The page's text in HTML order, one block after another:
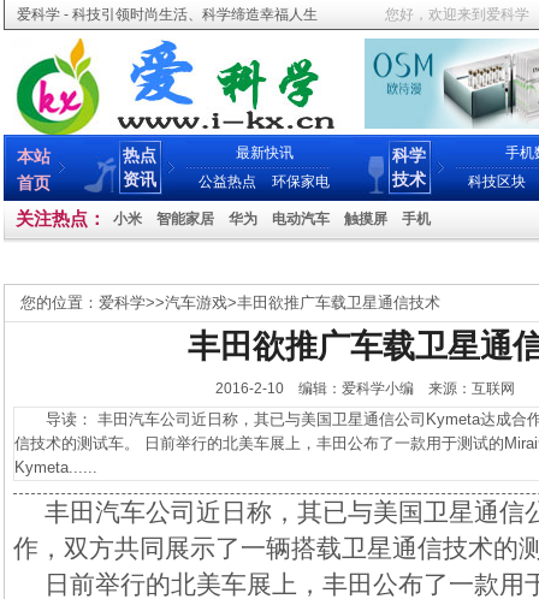
爱科学 - 科技引领时尚生活、科学缔造幸福人生 您好，欢迎来到爱科学
本站
首页
热点
资讯
最新快讯
公益热点
环保家电
科学
技术
手机
科技区块
关注热点： 小米 智能家居 华为 电动汽车 触摸屏 手机
您的位置： 爱科学>>汽车游戏>丰田欲推广车载卫星通信技术
丰田欲推广车载卫星通
2016-2-10 编辑：爱科学小编 来源：互联网
导读： 丰田汽车公司近日称，其已与美国卫星通信公司Kymeta达成合
信技术的测试车。 日前举行的北美车展上，丰田公布了一款用于测试的
Kymeta......
丰田汽车公司近日称，其已与美国卫星通信
作，双方共同展示了一辆搭载卫星通信技术的
日前举行的北美车展上，丰田公布了一款用